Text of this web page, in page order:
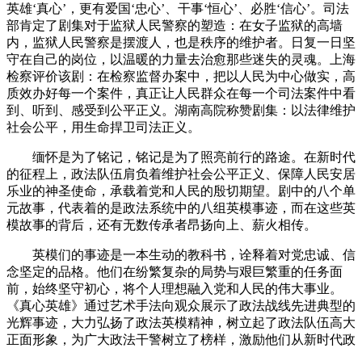
英雄‘真心’，更有爱国‘忠心’、干事‘恒心’、必胜‘信心’。司法
部肯定了剧集对于监狱人民警察的塑造：在女子监狱的高墙
内，监狱人民警察是摆渡人，也是秩序的维护者。日复一日坚
守在自己的岗位，以温暖的力量去治愈那些迷失的灵魂。上海
检察评价该剧：在检察监督办案中，把以人民为中心做实，高
质效办好每一个案件，真正让人民群众在每一个司法案件中看
到、听到、感受到公平正义。湖南高院称赞剧集：以法律维护
社会公平，用生命捍卫司法正义。
缅怀是为了铭记，铭记是为了照亮前行的路途。在新时代
的征程上，政法队伍肩负着维护社会公平正义、保障人民安居
乐业的神圣使命，承载着党和人民的殷切期望。剧中的八个单
元故事，代表着的是政法系统中的八组英模事迹，而在这些英
模故事的背后，还有无数传承者昂扬向上、薪火相传。
英模们的事迹是一本生动的教科书，诠释着对党忠诚、信
念坚定的品格。他们在纷繁复杂的局势与艰巨繁重的任务面
前，始终坚守初心，将个人理想融入党和人民的伟大事业。
《真心英雄》通过艺术手法向观众展示了政法战线先进典型的
光辉事迹，大力弘扬了政法英模精神，树立起了政法队伍高大
正面形象，为广大政法干警树立了榜样，激励他们从新时代政